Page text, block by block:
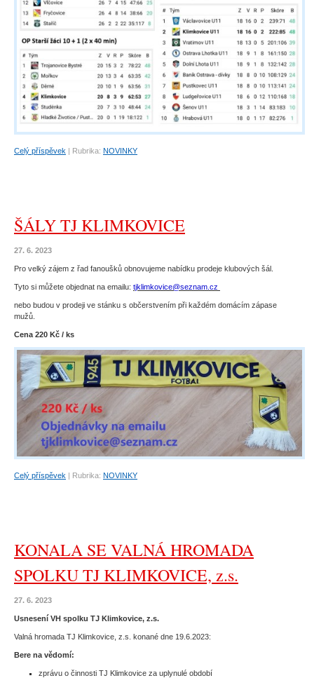
Celý příspěvek | Rubrika: NOVINKY
ŠÁLY TJ KLIMKOVICE
27. 6. 2023
Pro velký zájem z řad fanoušků obnovujeme nabídku prodeje klubových šál.
Tyto si můžete objednat na emailu: tjklimkovice@seznam.cz
nebo budou v prodeji ve stánku s občerstvením při každém domácím zápase
mužů.
Cena 220 Kč / ks
Celý příspěvek Rubrika: NOVINKY
KONALA SE VALNÁ HROMADA
SPOLKU TJ KLIMKOVICE, z.s.
27. 6. 2023
Usnesení VH spolku TJ Klimkovice, z.s.
Valná hromada TJ Klimkovice, z.s. konané dne 19.6.2023:
Bere na vědomí:
zprávu o činnosti TJ Klimkovice za uplynulé období